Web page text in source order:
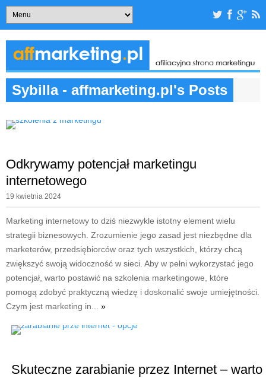
Sybilla - affmarketing.pl's Posts
Odkrywamy potencjał marketingu
internetowego
19 kwietnia 2024
Marketing internetowy to dziś niezwykle istotny element wielu
strategii biznesowych. Zrozumienie jego zasad jest niezbędne dla
marketerów, przedsiębiorców oraz tych wszystkich, którzy chcą
zwiększyć swoją widoczność w sieci. Aby w pełni wykorzystać jego
potencjał, warto postawić na szkolenia marketingowe, które
pomogą zdobyć praktyczną wiedzę i doskonalić swoje umiejętności.
Czym jest marketing in... »
Skuteczne zarabianie przez Internet – warto